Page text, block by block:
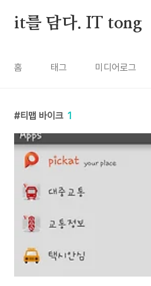
it를 담다. IT tong
홈 태그 미디어로그
티맵 바이크 1